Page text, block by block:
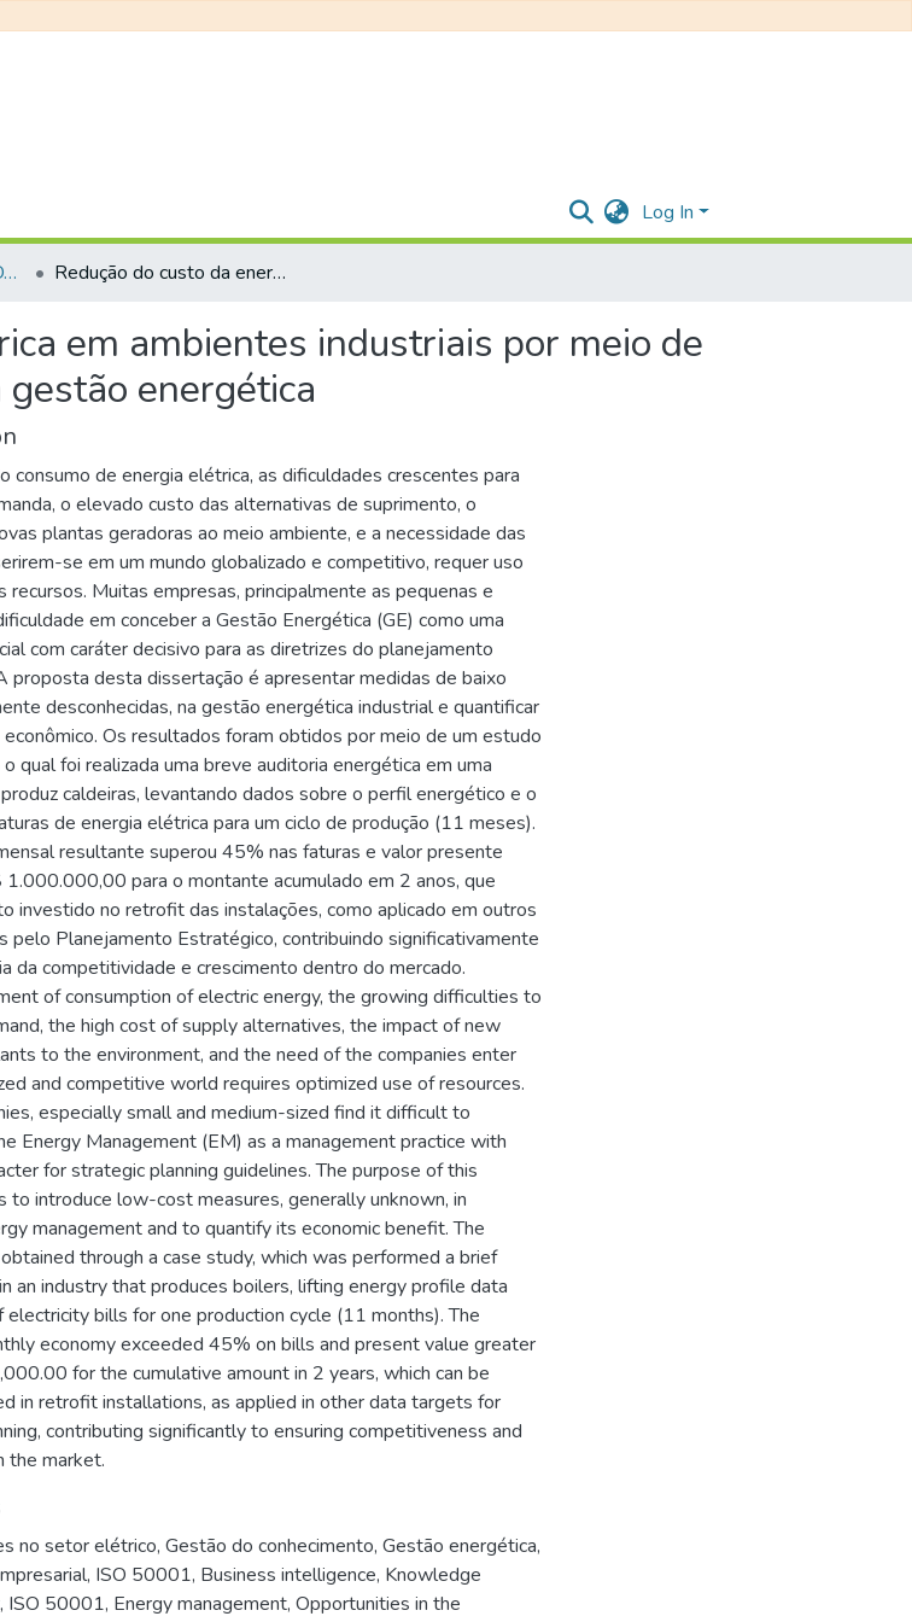
Log In
Teses e Dissertações (BDTD USP) Redução do custo da energia elétrica em ambientes industriais por meio de uma estratégia de baixo custo em gestão energética
em ambientes industriais por meio de
energética
consumo de energia elétrica, as dificuldades crescentes para
o elevado custo das alternativas de suprimento, o
plantas geradoras ao meio ambiente, e a necessidade das
se em um mundo globalizado e competitivo, requer uso
recursos. Muitas empresas, principalmente as pequenas e
em conceber a Gestão Energética (GE) como uma
com caráter decisivo para as diretrizes do planejamento
proposta desta dissertação é apresentar medidas de baixo
desconhecidas, na gestão energética industrial e quantificar
Os resultados foram obtidos por meio de um estudo
qual foi realizada uma breve auditoria energética em uma
caldeiras, levantando dados sobre o perfil energético e o
de energia elétrica para um ciclo de produção (11 meses).
resultante superou 45% nas faturas e valor presente
1.000.000,00 para o montante acumulado em 2 anos, que
investido no retrofit das instalações, como aplicado em outros
pelo Planejamento Estratégico, contribuindo significativamente
da competitividade e crescimento dentro do mercado.
of consumption of electric energy, the growing difficulties to
the high cost of supply alternatives, the impact of new
to the environment, and the need of the companies enter
and competitive world requires optimized use of resources.
especially small and medium-sized find it difficult to
Energy Management (EM) as a management practice with
for strategic planning guidelines. The purpose of this
to introduce low-cost measures, generally unknown, in
management and to quantify its economic benefit. The
through a case study, which was performed a brief
an industry that produces boilers, lifting energy profile data
electricity bills for one production cycle (11 months). The
economy exceeded 45% on bills and present value greater
for the cumulative amount in 2 years, which can be
in retrofit installations, as applied in other data targets for
contributing significantly to ensuring competitiveness and
the market.
no setor elétrico, Gestão do conhecimento, Gestão energética,
, ISO 50001, Business intelligence, Knowledge
, ISO 50001, Energy management, Opportunities in the